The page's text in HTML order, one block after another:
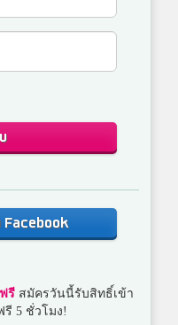
Facebook
รี สมัครวันนี้รับสิทธิ์เข้า
รี 5 ชั่วโมง!